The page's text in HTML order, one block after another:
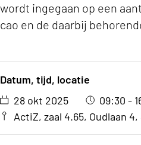
wordt ingegaan op een
cao en de daarbij
Datum, tijd, locatie
28 okt 2025
09:30 -
ActiZ, zaal 4.65, Oudlaan 4,